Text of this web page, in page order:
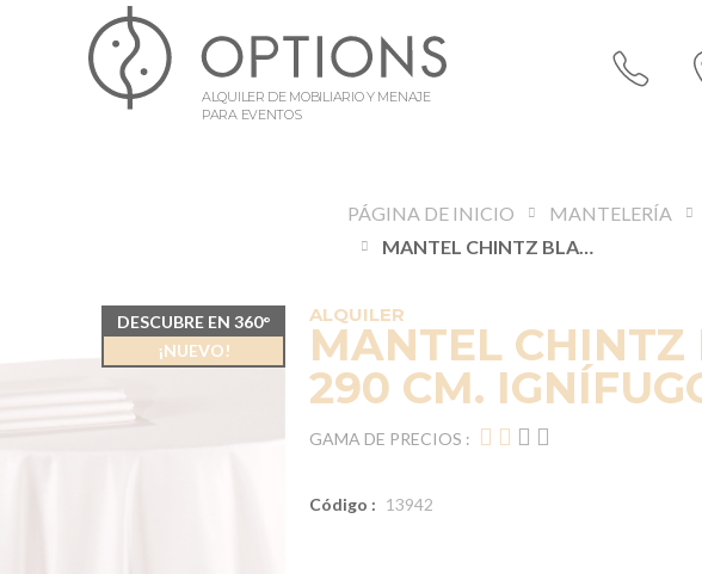
ALQUILER DE MOBILIARIO Y MENAJE
PARA EVENTOS
PÁGINA DE INICIO MANTELERÍA
MANTEL CHINTZ BLANCO 290 X 290 CM. IGNÍFUGO M1
ALQUILER
MANTEL
290 CM.
GAMA DE PRECIOS :
Código : 13942
DESCUBRE EN 360°
¡NUEVO!